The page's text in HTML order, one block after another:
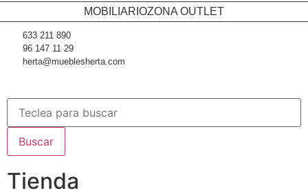
MOBILIARIOZONA OUTLET
633 211 890
96 147 11 29
herta@mueblesherta.com
Buscar
Tienda